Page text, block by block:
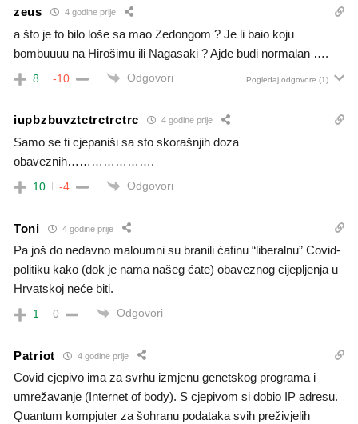
zeus 4 godine prije
a što je to bilo loše sa mao Zedongom ? Je li baio koju
bombuuuu na Hirošimu ili Nagasaki ? Ajde budi normalan ….
8 -10 Odgovori Pogledaj odgovore (1)
iupbzbuvztctrctrctrc 4 godine prije
Samo se ti cjepaniši sa sto skorašnjih doza
obaveznih………………….
10 -4 Odgovori
Toni 4 godine prije
Pa još do nedavno maloumni su branili ćatinu “liberalnu” Covid-
politiku kako (dok je nama našeg ćate) obaveznog cijepljenja u
Hrvatskoj neće biti.
1 0 Odgovori
Patriot 4 godine prije
Covid cjepivo ima za svrhu izmjenu genetskog programa i
umrežavanje (Internet of body). S cjepivom si dobio IP adresu.
Quantum kompjuter za šohranu podataka svih preživjelih